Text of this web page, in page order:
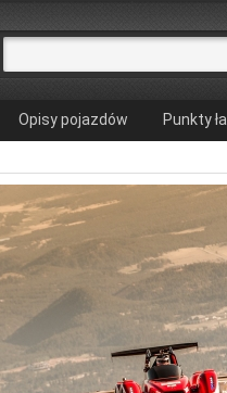
Opisy pojazdów Punkty